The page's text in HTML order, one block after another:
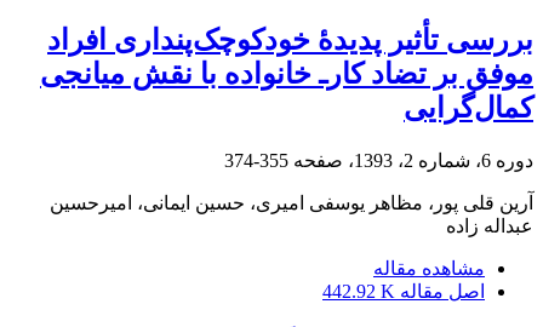
بررسی تأثیر پدیدۀ خودکوچک‌پنداری افراد
موفق بر تضاد کارـ خانواده با نقش میانجی
کمال‌گرایی
دوره 6، شماره 2، 1393، صفحه 355-374
آرین قلی پور، مظاهر یوسفی امیری، حسین ایمانی، امیرحسین
عبداله زاده
مشاهده مقاله
اصل مقاله 442.92 K